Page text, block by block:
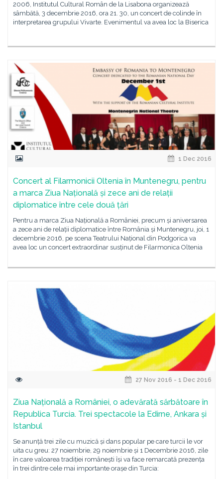
2006, Institutul Cultural Român de la Lisabona organizează
sâmbătă, 3 decembrie 2016, ora 21. 30, un concert de colinde în
interpretarea grupului Vivarte. Evenimentul va avea loc la Biserica
1 Dec 2016
Concert al Filarmonicii Oltenia în Muntenegru, pentru
a marca Ziua Națională și zece ani de relații
diplomatice între cele două țări
Pentru a marca Ziua Națională a României, precum și aniversarea
a zece ani de relații diplomatice între România și Muntenegru, joi, 1
decembrie 2016, pe scena Teatrului Național din Podgorica va
avea loc un concert extraordinar susținut de Filarmonica Oltenia
27 Nov 2016 - 1 Dec 2016
Ziua Națională a României, o adevărată sărbătoare în
Republica Turcia. Trei spectacole la Edirne, Ankara și
Istanbul
Se anunță trei zile cu muzică și dans popular pe care turcii le vor
uita cu greu: 27 noiembrie, 29 noiembrie și 1 Decembrie 2016, zile
în care valoarea tradiției românești își va face remarcată prezența
în trei dintre cele mai importante orașe din Turcia: